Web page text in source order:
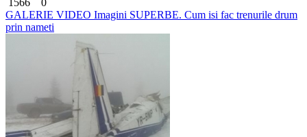
GALERIE VIDEO Imagini SUPERBE. Cum isi fac trenurile drum
prin nameti